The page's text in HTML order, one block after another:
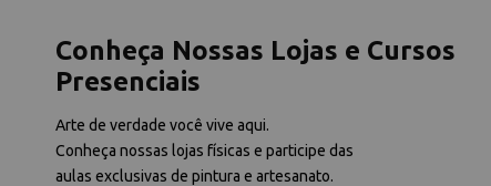
Conheça Nossas Lojas e Cursos
Presenciais
Arte de verdade você vive aqui.
Conheça nossas lojas físicas e participe das
aulas exclusivas de pintura e artesanato.